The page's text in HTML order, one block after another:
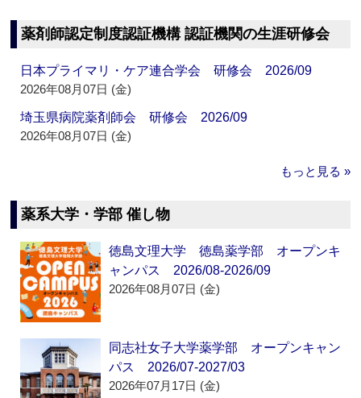
薬剤師認定制度認証機構 認証機関の生涯研修会
日本プライマリ・ケア連合学会 研修会 2026/09
2026年08月07日 (金)
埼玉県病院薬剤師会 研修会 2026/09
2026年08月07日 (金)
もっと見る »
薬系大学・学部 催し物
徳島文理大学 徳島薬学部 オープンキ
ャンパス 2026/08-2026/09
2026年08月07日 (金)
同志社女子大学薬学部 オープンキャン
パス 2026/07-2027/03
2026年07月17日 (金)